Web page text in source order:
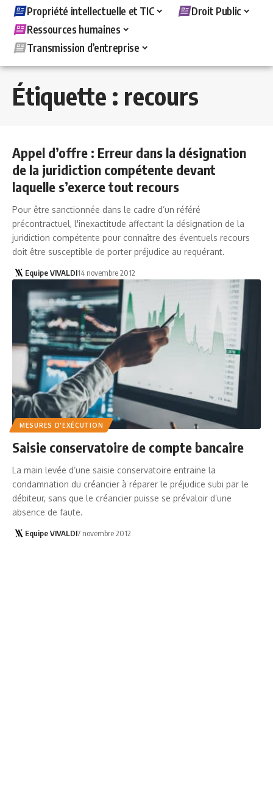
Propriété intellectuelle et TIC
Droit Public
Ressources humaines
Transmission d’entreprise
Étiquette : recours
Appel d’offre : Erreur dans la désignation
de la juridiction compétente devant
laquelle s’exerce tout recours
Pour être sanctionnée dans le cadre d’un référé
précontractuel, l'inexactitude affectant la désignation de la
juridiction compétente pour connaître des éventuels recours
doit être susceptible de porter préjudice au requérant.
Equipe VIVALDI14 novembre 2012
MESURES D'EXÉCUTION
Saisie conservatoire de compte bancaire
La main levée d’une saisie conservatoire entraine la
condamnation du créancier à réparer le préjudice subi par le
débiteur, sans que le créancier puisse se prévaloir d’une
absence de faute.
Equipe VIVALDI7 novembre 2012